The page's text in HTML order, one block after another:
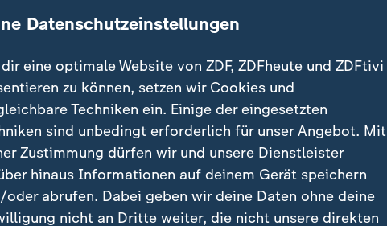
um Verhandlungen
Datenschutzeinstellungen
eine optimale Website von ZDF, ZDFheute und ZDFtivi
zu können, setzen wir Cookies und
Techniken ein. Einige der eingesetzten
sind unbedingt erforderlich für unser Angebot. Mit
Zustimmung dürfen wir und unsere Dienstleister
hinaus Informationen auf deinem Gerät speichern
oder abrufen. Dabei geben wir deine Daten ohne deine
nicht an Dritte weiter, die nicht unsere direkten